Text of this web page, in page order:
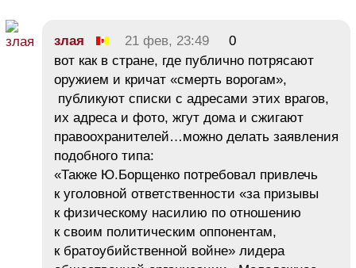
злая 21 фев, 23:49
0
вот как в стране, где публично потрясают
оружием и кричат «смерть ворогам»,
публикуют списки с адресами этих врагов,
их адреса и фото, жгут дома и сжигают
правоохранителей…можно делать заявления
подобного типа:
«Также Ю.Борщенко потребовал привлечь
к уголовной ответственности «за призывы
к физическому насилию по отношению
к своим политическим оппонентам,
к братоубийственной войне» лидера